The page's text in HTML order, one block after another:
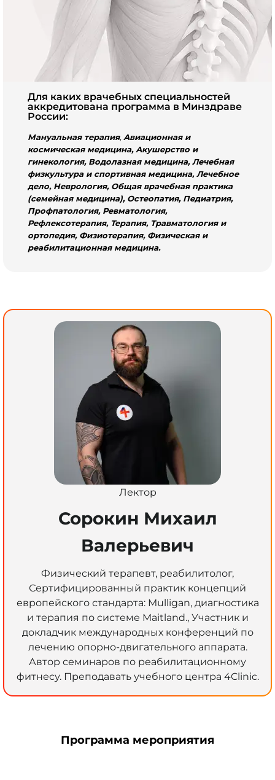
Для каких врачебных специальностей
аккредитована программа в Минздраве
России:
Мануальная терапия, Авиационная и
космическая медицина, Акушерство и
гинекология, Водолазная медицина, Лечебная
физкультура и спортивная медицина, Лечебное
дело, Неврология, Общая врачебная практика
(семейная медицина), Остеопатия, Педиатрия,
Профпатология, Ревматология,
Рефлексотерапия, Терапия, Травматология и
ортопедия, Физиотерапия, Физическая и
реабилитационная медицина.
Лектор
Сорокин Михаил
Валерьевич
Физический терапевт, реабилитолог,
Сертифицированный практик концепций
европейского стандарта: Mulligan, диагностика
и терапия по системе Maitland., Участник и
докладчик международных конференций по
лечению опорно-двигательного аппарата.
Автор семинаров по реабилитационному
фитнесу. Преподавать учебного центра 4Clinic.
Программа мероприятия